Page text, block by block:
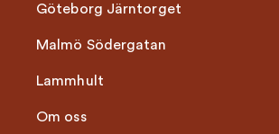
Göteborg Järntorget
Malmö Södergatan
Lammhult
Om oss